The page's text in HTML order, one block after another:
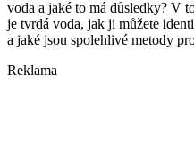
voda a jaké to má důsledky? V
je tvrdá voda, jak ji můžete
a jaké jsou spolehlivé metody
Reklama